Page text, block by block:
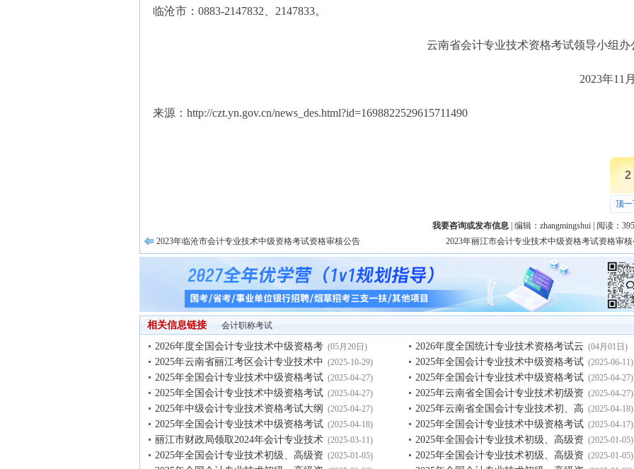
临沧市：0883-2147832、2147833。
云南省会计专业技术资格考试领导小组办
2023年11
来源：http://czt.yn.gov.cn/news_des.html?id=1698822529615711490
2
顶一
我要咨询或发布信息 | 编辑： zhangmingshui | 阅读：
2023年临沧市会计专业技术中级资格考试资格审核公告
2023年丽江市会计专业技术中级资格考试资格审
相关信息链接 会计职称考试
2026年度全国会计专业技术中级资格考 (05月20日)
2025年云南省丽江考区会计专业技术中 (2025-10-29)
2025年全国会计专业技术中级资格考试 (2025-04-27)
2025年全国会计专业技术中级资格考试 (2025-04-27)
2025年中级会计专业技术资格考试大纲 (2025-04-27)
2025年全国会计专业技术中级资格考试 (2025-04-18)
丽江市财政局领取2024年会计专业技术 (2025-03-11)
2025年全国会计专业技术初级、高级资 (2025-01-05)
2026年度全国统计专业技术资格考试云 (04月01日)
2025年全国会计专业技术中级资格考试 (2025-06-11)
2025年全国会计专业技术中级资格考试 (2025-04-27)
2025年云南省全国会计专业技术初级资 (2025-04-27)
2025年云南省全国会计专业技术初、高 (2025-04-18)
2025年全国会计专业技术中级资格考试 (2025-04-17)
2025年全国会计专业技术初级、高级资 (2025-01-05)
2025年全国会计专业技术初级、高级资 (2025-01-05)